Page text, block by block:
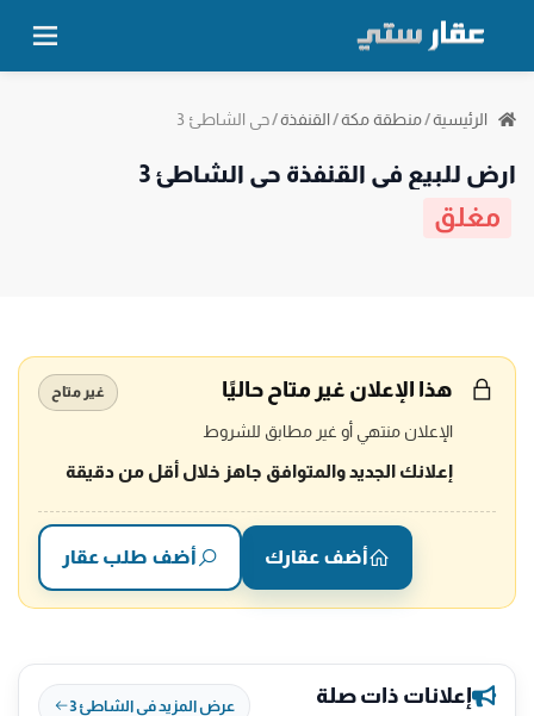
الرئيسية/منطقة مكة/القنفذة/حي الشاطئ 3
ارض للبيع في القنفذة حي الشاطئ 3
مغلق
هذا الإعلان غير متاح حاليًا غير متاح
الإعلان منتهي أو غير مطابق للشروط
إعلانك الجديد والمتوافق جاهز خلال أقل من دقيقة
أضف عقارك أضف طلب عقار
إعلانات ذات صلة عرض المزيد في الشاطئ 3